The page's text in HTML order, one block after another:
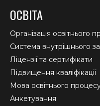
opens
in
new
window
opens
in
new
window
in
new
window
ОСВІТА
Організація освітнього
Система внутрішнього
Ліцензії та сертифікати
Підвищення кваліфікації
Мова освітнього
Анкетування